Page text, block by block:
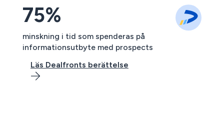
75%
minskning i tid som spenderas på
informationsutbyte med prospects
Läs Dealfronts berättelse